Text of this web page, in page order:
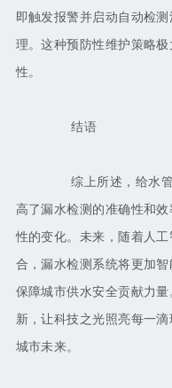
即触发报警并启动自动检
理。这种预防性维护策略
性。
结语
综上所述，给水管
高了漏水检测的准确性和
性的变化。未来，随着人
合，漏水检测系统将更加
保障城市供水安全贡献力
新，让科技之光照亮每一
城市未来。